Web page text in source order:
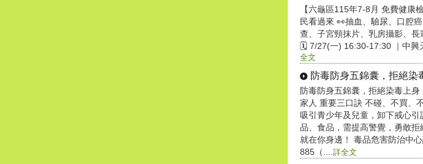
【六龜區115年7-8月 免費健康
民看過來 👀抽血、驗尿、口腔
查、子宮頸抹片、乳房攝影、長
🗓 7/27(一) 16:30-17:30 ｜中興
全文
防毒防身五錦囊，拒絕染
防毒防身五錦囊，拒絕染毒上
家人 重要三口訣 不碰、不買、
吸引青少年及兒童，卸下戒心
品、食品，需提高警覺，勇敢
就在你身邊！ 毒品危害防治中
885（.... 詳全文